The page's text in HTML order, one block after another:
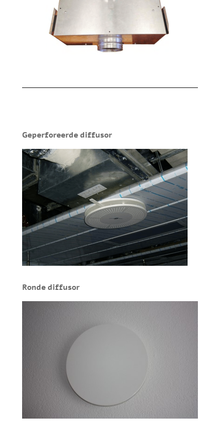
Geperforeerde diffusor
Ronde diffusor